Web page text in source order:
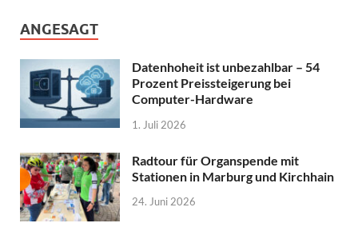
ANGESAGT
Datenhoheit ist unbezahlbar – 54
Prozent Preissteigerung bei
Computer-Hardware
1. Juli 2026
Radtour für Organspende mit
Stationen in Marburg und Kirchhain
24. Juni 2026